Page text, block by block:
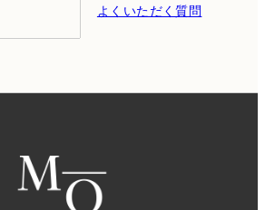
よくいただく質問